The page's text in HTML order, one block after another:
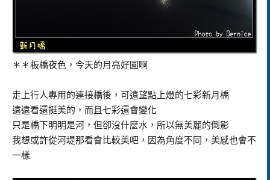
＊＊板橋夜色，今天的月亮好圓啊
走上行人專用的連接橋後，可遠望點上燈的七彩新月橋
遠遠看還挺美的，而且七彩還會變化
只是橋下明明是河，但卻沒什麼水，所以無美麗的倒影
我想或許從河堤那看會比較美吧，因為角度不同，美感也會不
一樣